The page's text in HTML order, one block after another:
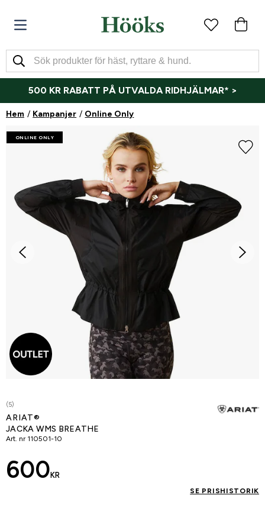
500 KR RABATT PÅ UTVALDA RIDHJÄLMAR* >
Hem Kampanjer Online Only
ONLINE ONLY
(5)
ARIAT®
JACKA WMS BREATHE
Art. nr 110501-10
600 KR
SE PRISHISTORIK